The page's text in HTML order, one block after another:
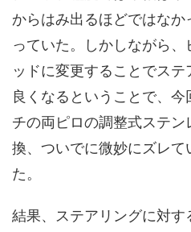
からはみ出るほどではな
っていた。しかしながら
ッドに変更することでス
良くなるということで、今
チの両ピロの調整式ステ
換、ついでに微妙にズレて
た。
結果、ステアリングに対